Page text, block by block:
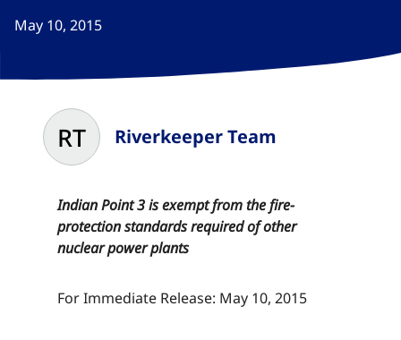
May 10, 2015
RT Riverkeeper Team
Indian Point 3 is exempt from the fire-
protection standards required of other
nuclear power plants​​​​‌ ‍ ​‍​‍‌‍ ‌ ​‍‌‍‍‌‌‍‌ ‌‍‍‌‌‍ ‍​‍​‍​ ‍‍​‍​‍‌ ​ ‌‍​‌‌‍ ‍‌‍‍‌‌ ‌​‌ ‍‌​‍ ‍‌‍‍‌‌‍ ​‍​‍​‍ ​​‍​‍‌‍‍​‌ ​‍‌‍‌‌‌‍‌‍​‍​‍​ ‍‍​‍​‍‌‍‍​‌ ‌​‌ ‌​‌ ​​‌ ​ ​ ‍‍​‍ ​‍ ‌‍​ ‌‍ ‌‌ ​ ​‍ ‍‌‍ ‌‌‍​‌‌‍‍‌‌‍ ‍​‍ ‍​ ​‍​ ​​​ ​‍​ ‌​‌ ​‍‌‍‌‌‌‍‌​‌‍‌‌‌ ​ ‌‍‍‌‌‍‌ ‌‍ ‍​‍ ‍‌ ​‍‌‍‍‌‌ ‌‍‌‍‌‌‌ ​‍‌‍‍ ‌‍‌‌‌‍‌‌‌ ​​‌‍‌‌‌ ​‍​‍ ‍‌‍ ‌ ​‍‌‍‌ ​‍ ‌‍‍‌‌‍ ‍‌ ‌​‌‍‌‌‌‍ ‍‌ ‌​​‍ ‌‍‌‌‌‍‌​‌‍‍‌‌ ‌​​‍ ‌‍ ‌‌‍ ‌‍‌​‌‍‌‌​ ‌‌ ​​‌ ​‍‌‍‌‌‌ ​ ‌‍‌‌‌‍ ‍‌ ‌​‌‍​‌‌ ‌​‌‍‍‌‌‍ ‌‍ ‍​ ‍ ‌‍‍‌‌‍‌​​ ‌​ ‌​​ ‍​‌‍​‌​ ‌‌‌‍​ ​ ‌​​ ‌ ‌‍‌​​‍ ‌​ ‍‌​ ‍​‌‍‌‍​ ‌‍​‍ ‌​ ‌​‌‍‌‌​ ‍​‌‍‌‍​‍ ‌​ ‍‌​ ​‌​ ‌ ​ ‌ ​‍ ‌​ ‌‍‌‍‌​‌‍‌‍​ ‌​‌‍‌‌​ ​‌‌‍​‌​ ‍​​ ‍​​ ‍‌‌‍​ ‌‍​‌​ ‍ ‌ ‌​‌ ‍‌‌ ​​‌‍‌‌​ ‌‌‍​‌‌ ​‍‌ ‌​‌‍‍‌‌‍​ ‌‍ ​‌‍‌‌​ ‍ ‌ ​​‌‍​‌‌ ‌​‌‍‍​​ ‌‌‍​ ‌‍ ‌‍ ‍‌ ‌​‌‍‌‌‌‍ ‍‌ ‌​​‍‌‌​ ‌‌‌​​‍‌‌ ‌‍‍ ‌‍‌‌‌ ‍‌​‍‌‌​ ​ ‌​‌​​‍‌‌​ ​ ‌​‌​​‍‌‌​ ​‍​ ​‍​ ‌​​ ‌‍‌‍‌‍​ ​​​ ‌​​ ​‍‌‍​‌​ ‌‌​ ‌‍‌‍​ ​ ​‍​ ​ ​‍‌‌​ ​‍​ ​‍​‍‌‌​ ‌‌‌​‌​​‍ ‍‌‍​ ‌‍‍​‌‍‍‌‌‍ ​‌‍‌​‌ ​‍‌‍‌‌‌‍ ‍​‍‌‌​ ‌‌‌​​‍‌‌ ‌‍‍ ‌‍‌‌‌ ‍‌​‍‌‌​ ​ ‌​‌​​‍‌‌​ ​ ‌​‌​​‍‌‌​ ​‍​ ​‍​ ‌​​ ‌‍‌‍‌‍​ ​​​ ‌​​ ​‍‌‍​‌​ ‌‌​ ‌‍‌‍​ ​ ​‍​ ​ ​ ​​​‍‌‌​ ​‍​ ​‍​‍‌‌​ ‌‌‌​‌​​‍ ‍‌ ‌​‌‍‌‌‌ ‍​‌ ‌​​ ‌‍​‍‌‍​‌‌ ​ ‌‍‌‌‌‌‌‌‌ ​‍‌‍ ​​ ‌‌‍‍​‌ ‌​‌ ‌​‌ ​​‌ ​ ​‍‌‌​ ​ ‌​​‌​‍‌‌​ ​‍‌​‌‍​‍‌‌​ ​‍‌​‌‍‌‍​ ‌‍ ‌‌ ​ ​‍ ‍‌‍ ‌‌‍​‌‌‍‍‌‌‍ ‍​‍ ‍​ ​‍​ ​​​ ​‍​ ‌​‌ ​‍‌‍‌‌‌‍‌​‌‍‌‌‌ ​ ‌‍‍‌‌‍‌ ‌‍ ‍​‍ ‍‌ ​‍‌‍‍‌‌ ‌‍‌‍‌‌‌ ​‍‌‍‍ ‌‍‌‌‌‍‌‌‌ ​​‌‍‌‌‌ ​‍​‍ ‍‌‍ ‌ ​‍‌‍‌ ​‍‌‍‌‍‍‌‌‍‌​​ ‌​ ‌​​ ‍​‌‍​‌​ ‌‌‌‍​ ​ ‌​​ ‌ ‌‍‌​​‍ ‌​ ‍‌​ ‍​‌‍‌‍​ ‌‍​‍ ‌​ ‌​‌‍‌‌​ ‍​‌‍‌‍​‍ ‌​ ‍‌​ ​‌​ ‌ ​ ‌ ​‍ ‌​ ‌‍‌‍‌​‌‍‌‍​ ‌​‌‍‌‌​ ​‌‌‍​‌​ ‍​​ ‍​​ ‍‌‌‍​ ‌‍​‌​‍‌‍‌ ‌​‌ ‍‌‌ ​​‌‍‌‌​ ‌‌‍​‌‌ ​‍‌ ‌​‌‍‍‌‌‍​ ‌‍ ​‌‍‌‌​‍‌‍‌ ​​‌‍​‌‌ ‌​‌‍‍​​ ‌‌‍​ ‌‍ ‌‍ ‍‌ ‌​‌‍‌‌‌‍ ‍‌ ‌​​‍‌‌​ ‌‌‌​​‍‌‌ ‌‍‍ ‌‍‌‌‌ ‍‌​‍‌‌​ ​ ‌​‌​​‍‌‌​ ​ ‌​‌​​‍‌‌​ ​‍​ ​‍​ ‌​​ ‌‍‌‍‌‍​ ​​​ ‌​​ ​‍‌‍​‌​ ‌‌​ ‌‍‌‍​ ​ ​‍​ ​ ​‍‌‌​ ​‍​ ​‍​‍‌‌​ ‌‌‌​‌​​‍ ‍‌‍​ ‌‍‍​‌‍‍‌‌‍ ​‌‍‌​‌ ​‍‌‍‌‌‌‍ ‍​‍‌‌​ ‌‌‌​​‍‌‌ ‌‍‍ ‌‍‌‌‌ ‍‌​‍‌‌​ ​ ‌​‌​​‍‌‌​ ​ ‌​‌​​‍‌‌​ ​‍​ ​‍​ ‌​​ ‌‍‌‍‌‍​ ​​​ ‌​​ ​‍‌‍​‌​ ‌‌​ ‌‍‌‍​ ​ ​‍​ ​ ​ ​​​‍‌‌​ ​‍​ ​‍​‍‌‌​ ‌‌‌​‌​​‍ ‍‌ ‌​‌‍‌‌‌ ‍​‌ ‌​​‍‌‍‌ ​​‌‍‌‌‌ ​‍‌ ​ ‌ ​​‌‍‌‌‌‍​ ‌ ‌​‌‍‍‌‌ ‌‍‌‍‌‌​ ‌‌ ​​‌ ‌‌‌‍​‍‌‍ ​‌‍‍‌‌ ​ ‌‍‍​‌‍‌‌‌‍‌​​‍​‍‌ ‌
For Immediate Release: May 10, 2015​​​​‌ ‍ ​‍​‍‌‍ ‌ ​‍‌‍‍‌‌‍‌ ‌‍‍‌‌‍ ‍​‍​‍​ ‍‍​‍​‍‌ ​ ‌‍​‌‌‍ ‍‌‍‍‌‌ ‌​‌ ‍‌​‍ ‍‌‍‍‌‌‍ ​‍​‍​‍ ​​‍​‍‌‍‍​‌ ​‍‌‍‌‌‌‍‌‍​‍​‍​ ‍‍​‍​‍‌‍‍​‌ ‌​‌ ‌​‌ ​​‌ ​ ​ ‍‍​‍ ​‍ ‌‍​ ‌‍ ‌‌ ​ ​‍ ‍‌‍ ‌‌‍​‌‌‍‍‌‌‍ ‍​‍ ‍​ ​‍​ ​​​ ​‍​ ‌​‌ ​‍‌‍‌‌‌‍‌​‌‍‌‌‌ ​ ‌‍‍‌‌‍‌ ‌‍ ‍​‍ ‍‌ ​‍‌‍‍‌‌ ‌‍‌‍‌‌‌ ​‍‌‍‍ ‌‍‌‌‌‍‌‌‌ ​​‌‍‌‌‌ ​‍​‍ ‍‌‍ ‌ ​‍‌‍‌ ​‍ ‌‍‍‌‌‍ ‍‌ ‌​‌‍‌‌‌‍ ‍‌ ‌​​‍ ‌‍‌‌‌‍‌​‌‍‍‌‌ ‌​​‍ ‌‍ ‌‌‍ ‌‍‌​‌‍‌‌​ ‌‌ ​​‌ ​‍‌‍‌‌‌ ​ ‌‍‌‌‌‍ ‍‌ ‌​‌‍​‌‌ ‌​‌‍‍‌‌‍ ‌‍ ‍​ ‍ ‌‍‍‌‌‍‌​​ ‌​ ‌​​ ‍​‌‍​‌​ ‌‌‌‍​ ​ ‌​​ ‌ ‌‍‌​​‍ ‌​ ‍‌​ ‍​‌‍‌‍​ ‌‍​‍ ‌​ ‌​‌‍‌‌​ ‍​‌‍‌‍​‍ ‌​ ‍‌​ ​‌​ ‌ ​ ‌ ​‍ ‌​ ‌‍‌‍‌​‌‍‌‍​ ‌​‌‍‌‌​ ​‌‌‍​‌​ ‍​​ ‍​​ ‍‌‌‍​ ‌‍​‌​ ‍ ‌ ‌​‌ ‍‌‌ ​​‌‍‌‌​ ‌‌‍​‌‌ ​‍‌ ‌​‌‍‍‌‌‍​ ‌‍ ​‌‍‌‌​ ‍ ‌ ​​‌‍​‌‌ ‌​‌‍‍​​ ‌‌‍​ ‌‍ ‌‍ ‍‌ ‌​‌‍‌‌‌‍ ‍‌ ‌​​‍‌‌​ ‌‌‌​​‍‌‌ ‌‍‍ ‌‍‌‌‌ ‍‌​‍‌‌​ ​ ‌​‌​​‍‌‌​ ​ ‌​‌​​‍‌‌​ ​‍​ ​‍​ ‌ ​ ‌‍‌‍‌​​ ‌ ‌‍​ ‌‍‌​‌‍​ ​ ​‍​ ​​​ ‍​​ ‌‍​ ‌‍​‍‌‌​ ​‍​ ​‍​‍‌‌​ ‌‌‌​‌​​‍ ‍‌‍​ ‌‍‍​‌‍‍‌‌‍ ​‌‍‌​‌ ​‍‌‍‌‌‌‍ ‍​‍‌‌​ ‌‌‌​​‍‌‌ ‌‍‍ ‌‍‌‌‌ ‍‌​‍‌‌​ ​ ‌​‌​​‍‌‌​ ​ ‌​‌​​‍‌‌​ ​‍​ ​‍​ ‌ ​ ‌‍‌‍‌​​ ‌ ‌‍​ ‌‍‌​‌‍​ ​ ​‍​ ​​​ ‍​​ ‌‍​ ‌‍​ ​​​‍‌‌​ ​‍​ ​‍​‍‌‌​ ‌‌‌​‌​​‍ ‍‌ ‌​‌‍‌‌‌ ‍​‌ ‌​​ ‌‍​‍‌‍​‌‌ ​ ‌‍‌‌‌‌‌‌‌ ​‍‌‍ ​​ ‌‌‍‍​‌ ‌​‌ ‌​‌ ​​‌ ​ ​‍‌‌​ ​ ‌​​‌​‍‌‌​ ​‍‌​‌‍​‍‌‌​ ​‍‌​‌‍‌‍​ ‌‍ ‌‌ ​ ​‍ ‍‌‍ ‌‌‍​‌‌‍‍‌‌‍ ‍​‍ ‍​ ​‍​ ​​​ ​‍​ ‌​‌ ​‍‌‍‌‌‌‍‌​‌‍‌‌‌ ​ ‌‍‍‌‌‍‌ ‌‍ ‍​‍ ‍‌ ​‍‌‍‍‌‌ ‌‍‌‍‌‌‌ ​‍‌‍‍ ‌‍‌‌‌‍‌‌‌ ​​‌‍‌‌‌ ​‍​‍ ‍‌‍ ‌ ​‍‌‍‌ ​‍‌‍‌‍‍‌‌‍‌​​ ‌​ ‌​​ ‍​‌‍​‌​ ‌‌‌‍​ ​ ‌​​ ‌ ‌‍‌​​‍ ‌​ ‍‌​ ‍​‌‍‌‍​ ‌‍​‍ ‌​ ‌​‌‍‌‌​ ‍​‌‍‌‍​‍ ‌​ ‍‌​ ​‌​ ‌ ​ ‌ ​‍ ‌​ ‌‍‌‍‌​‌‍‌‍​ ‌​‌‍‌‌​ ​‌‌‍​‌​ ‍​​ ‍​​ ‍‌‌‍​ ‌‍​‌​‍‌‍‌ ‌​‌ ‍‌‌ ​​‌‍‌‌​ ‌‌‍​‌‌ ​‍‌ ‌​‌‍‍‌‌‍​ ‌‍ ​‌‍‌‌​‍‌‍‌ ​​‌‍​‌‌ ‌​‌‍‍​​ ‌‌‍​ ‌‍ ‌‍ ‍‌ ‌​‌‍‌‌‌‍ ‍‌ ‌​​‍‌‌​ ‌‌‌​​‍‌‌ ‌‍‍ ‌‍‌‌‌ ‍‌​‍‌‌​ ​ ‌​‌​​‍‌‌​ ​ ‌​‌​​‍‌‌​ ​‍​ ​‍​ ‌ ​ ‌‍‌‍‌​​ ‌ ‌‍​ ‌‍‌​‌‍​ ​ ​‍​ ​​​ ‍​​ ‌‍​ ‌‍​‍‌‌​ ​‍​ ​‍​‍‌‌​ ‌‌‌​‌​​‍ ‍‌‍​ ‌‍‍​‌‍‍‌‌‍ ​‌‍‌​‌ ​‍‌‍‌‌‌‍ ‍​‍‌‌​ ‌‌‌​​‍‌‌ ‌‍‍ ‌‍‌‌‌ ‍‌​‍‌‌​ ​ ‌​‌​​‍‌‌​ ​ ‌​‌​​‍‌‌​ ​‍​ ​‍​ ‌ ​ ‌‍‌‍‌​​ ‌ ‌‍​ ‌‍‌​‌‍​ ​ ​‍​ ​​​ ‍​​ ‌‍​ ‌‍​ ​​​‍‌‌​ ​‍​ ​‍​‍‌‌​ ‌‌‌​‌​​‍ ‍‌ ‌​‌‍‌‌‌ ‍​‌ ‌​​‍‌‍‌ ​​‌‍‌‌‌ ​‍‌ ​ ‌ ​​‌‍‌‌‌‍​ ‌ ‌​‌‍‍‌‌ ‌‍‌‍‌‌​ ‌‌ ​​‌ ‌‌‌‍​‍‌‍ ​‌‍‍‌‌ ​ ‌‍‍​‌‍‌‌‌‍‌​​‍​‍‌ ‌